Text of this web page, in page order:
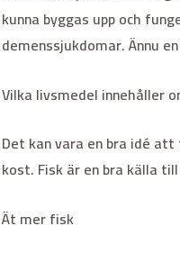
kunna byggas upp och
demenssjukdomar. Ännu
Vilka livsmedel innehåller
Det kan vara en bra idé
kost. Fisk är en bra källa
Ät mer fisk